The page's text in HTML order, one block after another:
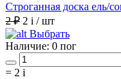
Строганная доска ель/
2 ₽ 2 i / шт
Выбрать
Наличие: 0 пог
= 2 i